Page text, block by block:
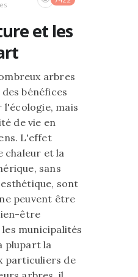
et les
arbres
bénéfices
l'écologie, mais
de vie en
L'effet
chaleur et la
sans
sont
peuvent être
être
les municipalités
plupart la
particuliers de